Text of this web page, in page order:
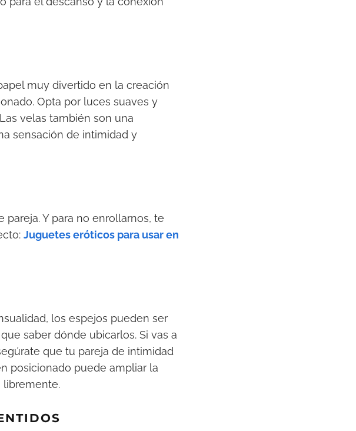
muy divertido en la creación
Opta por luces suaves y
velas también son una
sensación de intimidad y
Y para no enrollarnos, te
Juguetes eróticos para usar en
los espejos pueden ser
saber dónde ubicarlos. Si vas a
que tu pareja de intimidad
posicionado puede ampliar la
libremente.